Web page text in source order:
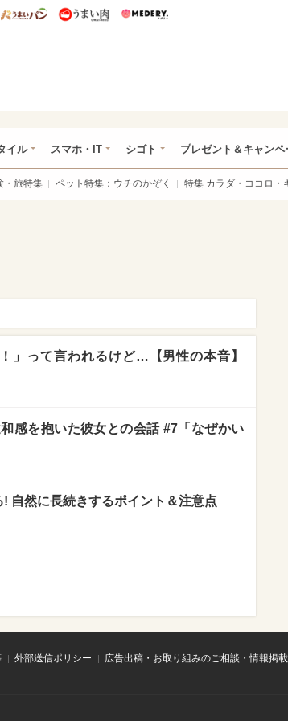
ー特集
うまいめし うまいパン うまい肉
イル スマホ・IT シゴト プレゼント＆キャンペ
・旅特集 ペット特集：ウチのかぞく 特集 カラダ・ココロ・
」って言われるけど…【男性の本音】
感を抱いた彼女との会話 #7「なぜかい
自然に長続きするポイント＆注意点
外部送信ポリシー
広告出稿・お取り組みのご相談・情報掲